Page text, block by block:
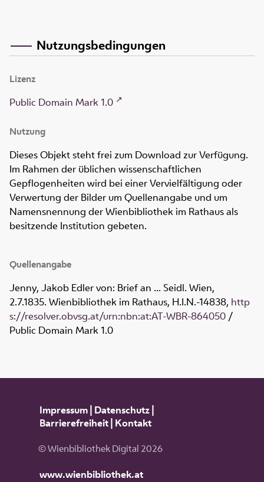
Nutzungsbedingungen
Lizenz
Public Domain Mark 1.0
Nutzung
Dieses Objekt steht frei zum Download zur Verfügung.
Im Rahmen der üblichen wissenschaftlichen
Gepflogenheiten wird bei einer Vervielfältigung oder
Verwertung der Bilder um Quellenangabe und um
Namensnennung der Wienbibliothek im Rathaus als
besitzende Institution gebeten.
Quellenangabe
Jenny, Jakob Edler von: Brief an ... Seidl. Wien,
2.7.1835. Wienbibliothek im Rathaus, H.I.N.-14838, http
s://resolver.obvsg.at/urn:nbn:at:AT-WBR-864050 /
Public Domain Mark 1.0
Impressum| Datenschutz|
Barrierefreiheit| Kontakt
© Wienbibliothek Digital 2026
www.wienbibliothek.at